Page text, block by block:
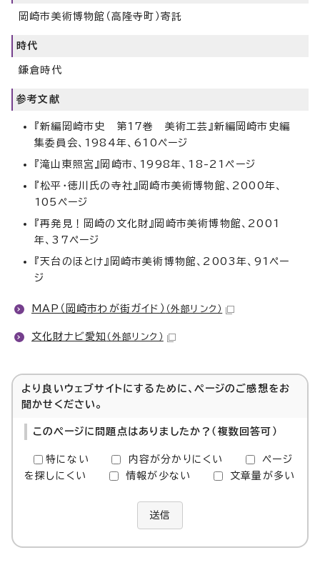
岡崎市美術博物館（高隆寺町）寄託
時代
鎌倉時代
参考文献
『新編岡崎市史 第17巻 美術工芸』新編岡崎市史編
集委員会、1984年、610ページ
『滝山東照宮』岡崎市、1998年、18-21ページ
『松平・徳川氏の寺社』岡崎市美術博物館、2000年、
105ページ
『再発見！岡崎の文化財』岡崎市美術博物館、2001
年、37ページ
『天台のほとけ』岡崎市美術博物館、2003年、91ペー
ジ
MAP（岡崎市わが街ガイド） （外部リンク）
文化財ナビ愛知 （外部リンク）
より良いウェブサイトにするために、ページのご感想をお
聞かせください。
このページに問題点はありましたか？（複数回答可）
特にない 内容が分かりにくい
ページ
を探しにくい
情報が少ない 文章量が多い
送信